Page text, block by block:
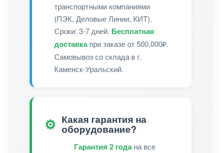
транспортными компаниями
(ПЭК, Деловые Линии, КИТ).
Сроки: 3-7 дней. Бесплатная
доставкапри заказе от 500,000₽.
Самовывоз со склада в г.
Каменск-Уральский.
⚙️ Какая гарантия на
оборудование?
Гарантия 2 годана все